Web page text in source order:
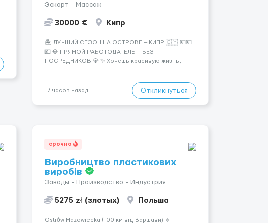
Эскорт - Массаж
30000 € Кипр
🏝️ ЛУЧШИЙ СЕЗОН НА ОСТРОВЕ — КИПР 🇨🇾 💶💶
💶 💎 ПРЯМОЙ РАБОТОДАТЕЛЬ — БЕЗ
ПОСРЕДНИКОВ 💎 ✨ Хочешь красивую жизнь,
— Опытная команда с годами практики —
Стабильный поток клиентов (без ...
17 часов назад Откликнуться
срочно
Виробництво пластикових
виробів
Заводы - Производство - Индустрия
5275 zł (злотых) Польша
Ostrów Mazowiecka (100 км від Варшави) 🔹